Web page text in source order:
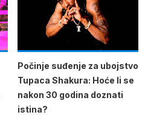
Počinje suđenje za ubojstvo
Tupaca Shakura: Hoće li se
nakon 30 godina doznati
istina?